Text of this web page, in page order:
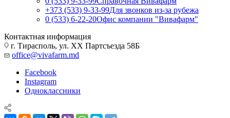
+373 (533) 9-33-99Для звонков из-за рубежа
0 (533) 6-22-20Офис компании "Вивафарм"
Контактная информация
г. Тирасполь, ул. ХХ Партсъезда 58Б
office@vivafarm.md
Facebook
Instagram
Одноклассники